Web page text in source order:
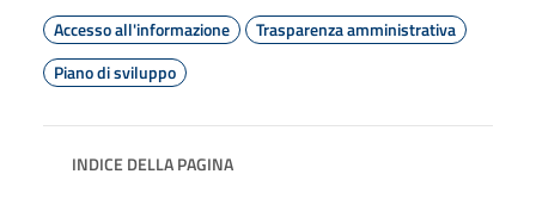
Accesso all'informazione
Trasparenza amministrativa
Piano di sviluppo
INDICE DELLA PAGINA